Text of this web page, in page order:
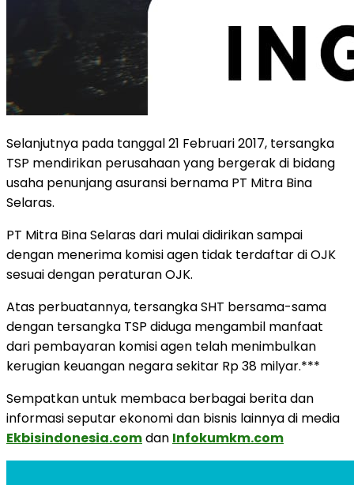
Selanjutnya pada tanggal 21 Februari 2017, tersangka
TSP mendirikan perusahaan yang bergerak di bidang
usaha penunjang asuransi bernama PT Mitra Bina
Selaras.
PT Mitra Bina Selaras dari mulai didirikan sampai
dengan menerima komisi agen tidak terdaftar di OJK
sesuai dengan peraturan OJK.
Atas perbuatannya, tersangka SHT bersama-sama
dengan tersangka TSP diduga mengambil manfaat
dari pembayaran komisi agen telah menimbulkan
kerugian keuangan negara sekitar Rp 38 milyar.***
Sempatkan untuk membaca berbagai berita dan
informasi seputar ekonomi dan bisnis lainnya di media
Ekbisindonesia.comdan Infokumkm.com